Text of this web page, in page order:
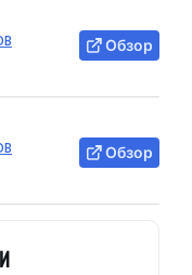
Обзор
Обзор